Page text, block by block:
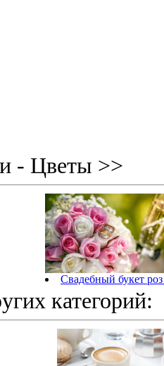
- Цветы >>
Свадебный букет
категорий: